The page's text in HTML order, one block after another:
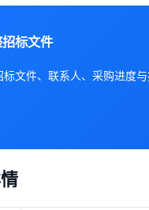
标文件
文件、联系人、采购进度与